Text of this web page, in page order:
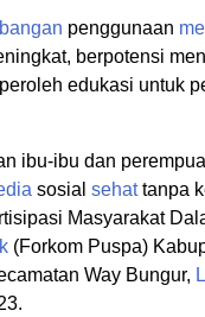
penggunaan
berpotensi
edukasi untuk
ibu-ibu dan
sosial sehattanpa
Masyarakat
(Forkom Puspa)
Way Bungur,